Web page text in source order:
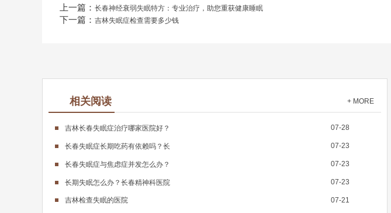
上一篇： 长春神经衰弱失眠特方：专业治疗，助您重获健康睡眠
下一篇： 吉林失眠症检查需要多少钱
相关阅读 + MORE
吉林长春失眠症治疗哪家医院好？ 07-28
长春失眠症长期吃药有依赖吗？长 07-23
长春失眠症与焦虑症并发怎么办？ 07-23
长期失眠怎么办？长春精神科医院 07-23
吉林检查失眠的医院 07-21